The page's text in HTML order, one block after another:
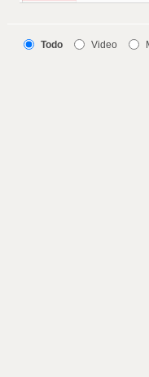
Todo Video